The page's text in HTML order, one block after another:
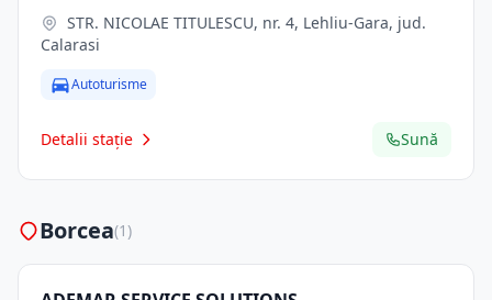
Calarasi
Autoturisme
Detalii stație Sună
Borcea(1)